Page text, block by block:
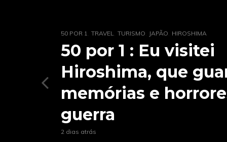
50 POR 1 TRAVEL TURISMO JAPÃO HIROSHIMA
50 por 1 : Eu visitei
Hiroshima, que
memórias e
guerra
2 dias atrás
50 POR 1 TRAVEL TURISMO FILIPINAS
50 por 1: Filipinas
em cultura,
e wellness para
turistas
1 semana atrás